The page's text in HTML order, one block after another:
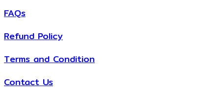
FAQs
Refund Policy
Terms and Condition
Contact Us